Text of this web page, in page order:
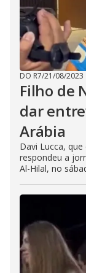
DO R7/21/08/2023
Filho de
dar
Arábia
Davi Lucca,
respondeu a
Al-Hilal, no